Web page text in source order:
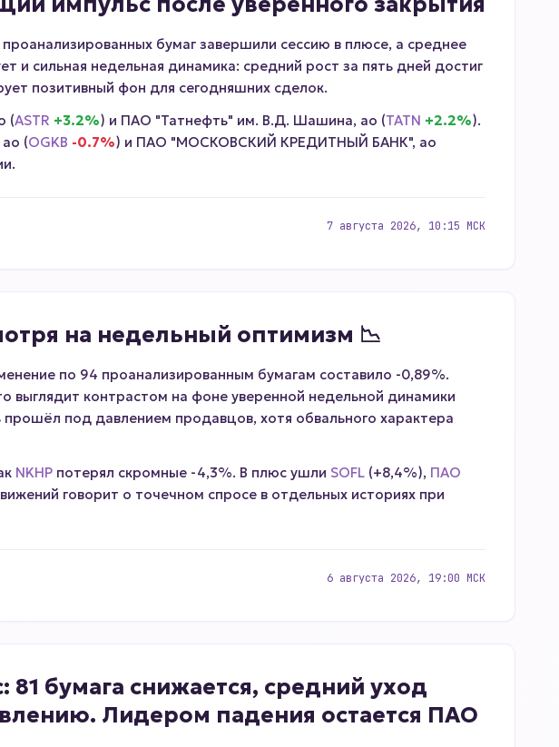
бумаг завершили сессию в плюсе, а среднее
и сильная недельная динамика: средний рост за пять дней достиг
позитивный фон для сегодняшних сделок.
(ASTR +3.2%) и ПАО "Татнефть" им. В.Д. Шашина, ао (TATN +2.2%).
(OGKB -0.7%) и ПАО "МОСКОВСКИЙ КРЕДИТНЫЙ БАНК", ао
7 августа 2026, 10:15 МСК
на недельный оптимизм 📉
по 94 проанализированным бумагам составило -0,89%.
выглядит контрастом на фоне уверенной недельной динамики
под давлением продавцов, хотя обвального характера
NKHP потерял скромные -4,3%. В плюс ушли SOFL (+8,4%), ПАО
говорит о точечном спросе в отдельных историях при
6 августа 2026, 19:00 МСК
бумага снижается, средний уход
Лидером падения остается ПАО